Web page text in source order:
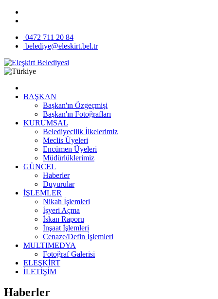
0472 711 20 84
belediye@eleskirt.bel.tr
BAŞKAN
Başkan'ın Özgeçmişi
Başkan'ın Fotoğrafları
KURUMSAL
Belediyecilik İlkelerimiz
Meclis Üyeleri
Encümen Üyeleri
Müdürlüklerimiz
GÜNCEL
Haberler
Duyurular
İŞLEMLER
Nikah İşlemleri
İşyeri Açma
İskan Raporu
İnşaat İşlemleri
Cenaze/Defin İşlemleri
MULTIMEDYA
Fotoğraf Galerisi
ELEŞKİRT
İLETİŞİM
Haberler